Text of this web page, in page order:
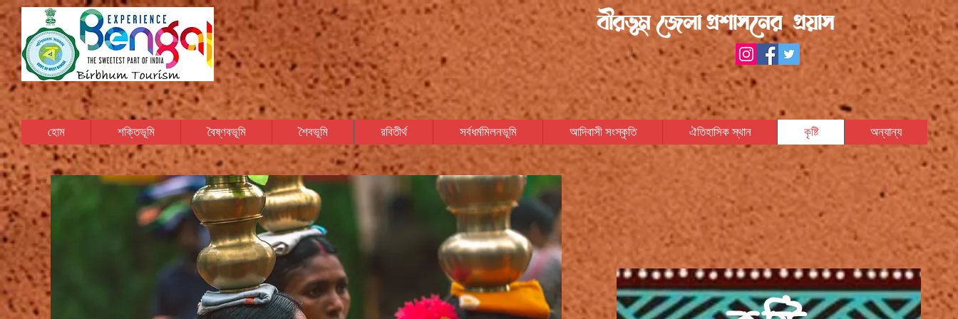
বীরভূম জেলা প্রশাসনের প্রয়াস
হোম শক্তিভূমি বৈষ্ণবভূমি শৈবভূমি রবিতীর্থ সর্বধর্মমিলনভূমি আদিবাসী সংস্কৃতি ঐতিহাসিক স্থান কৃষ্টি অন্যান্য